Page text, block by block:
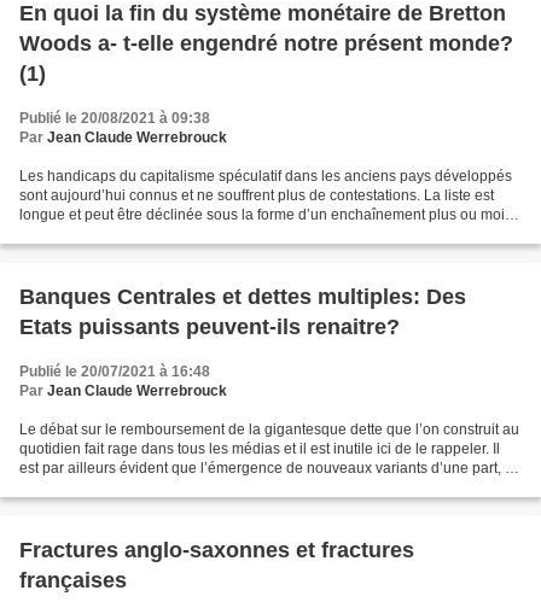
En quoi la fin du système monétaire de Bretton
Woods a- t-elle engendré notre présent monde?
(1)
Publié le 20/08/2021 à 09:38
Par Jean Claude Werrebrouck
Les handicaps du capitalisme spéculatif dans les anciens pays développés
sont aujourd’hui connus et ne souffrent plus de contestations. La liste est
longue et peut être déclinée sous la forme d’un enchaînement plus ou moins
Banques Centrales et dettes multiples: Des
Etats puissants peuvent-ils renaitre?
Publié le 20/07/2021 à 16:48
Par Jean Claude Werrebrouck
Le débat sur le remboursement de la gigantesque dette que l’on construit au
quotidien fait rage dans tous les médias et il est inutile ici de le rappeler. Il
est par ailleurs évident que l’émergence de nouveaux variants d’une part, et
Fractures anglo-saxonnes et fractures
françaises